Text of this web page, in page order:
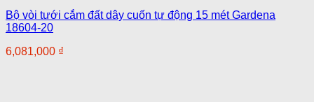
Bộ vòi tưới cắm đất dây cuốn tự động 15 mét Gardena
18604-20
6,081,000 ₫